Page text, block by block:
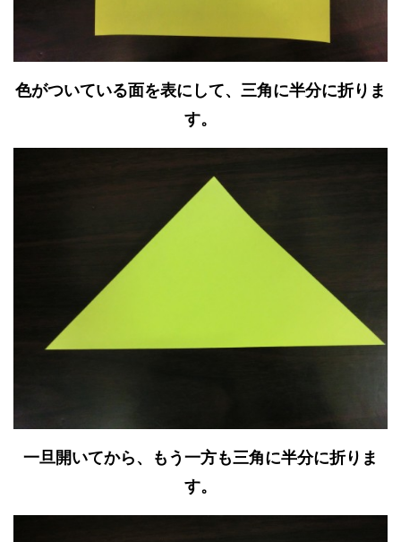
色がついている面を表にして、三角に半分に折りま
す。
一旦開いてから、もう一方も三角に半分に折りま
す。